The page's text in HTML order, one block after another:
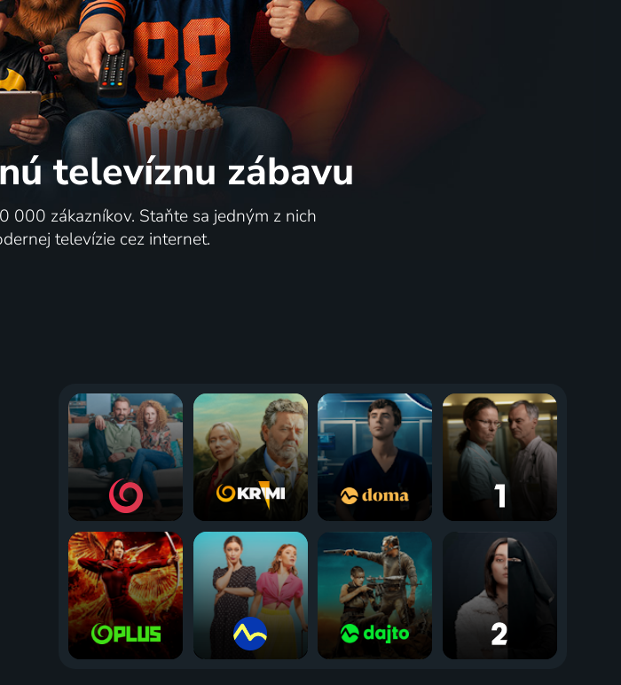
televíznu zábavu
000 zákazníkov. Staňte sa jedným z nich
televízie cez internet.